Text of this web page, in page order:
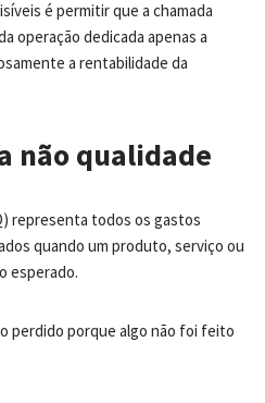
é permitir que a chamada
operação dedicada apenas a
a rentabilidade da
não qualidade
representa todos os gastos
quando um produto, serviço ou
esperado.
perdido porque algo não foi feito